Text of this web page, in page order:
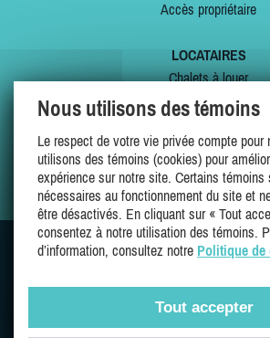
Accès propriétaire
LOCATAIRES
Chalets à louer
Chalets à vendre
Offres spéciales
Mes favoris
SUIVEZ-NOUS SUR
Nous utilisons des témoins
Le respect de votre vie privée compte pour
utilisons des témoins (cookies) pour
expérience sur notre site. Certains témoins
nécessaires au fonctionnement du site et
être désactivés. En cliquant sur « Tout
consentez à notre utilisation des témoins.
d’information, consultez notre Politique
Tout accepter